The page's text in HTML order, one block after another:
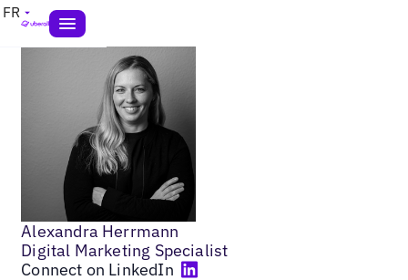
FR
Alexandra Herrmann
Digital Marketing Specialist
Connect on LinkedIn